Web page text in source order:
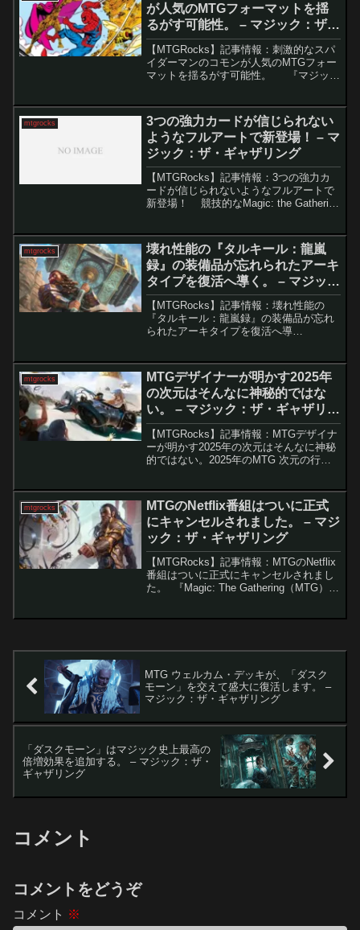
が人気のMTGフォーマットを揺
るがす可能性。 – マジック：ザ・
ギャザリング
【MTGRocks】記事情報：刺激的なスパ
イダーマンのコモンが人気のMTGフォー
マットを揺るがす可能性。 『マジッ
揺るがす可能性があることです。特に低
コストで奥...
mtgrocks
3つの強力カードが信じられない
ようなフルアートで新登場！ – マ
ジック：ザ・ギャザリング
【MTGRocks】記事情報：3つの強力カ
ードが信じられないようなフルアートで
新登場！ 競技的なMagic: the Gathering
ードゲームであるだけでなく、...
mtgrocks
壊れ性能の『タルキール：龍嵐
録』の装備品が忘れられたアーキ
タイプを復活へ導く。 – マジッ
ク：ザ・ギャザリング
【MTGRocks】記事情報：壊れ性能の
『タルキール：龍嵐録』の装備品が忘れ
られたアーキタイプを復活へ導
場により、長らくモダン環境で下火だっ
た「ハンマータイム...
mtgrocks
MTGデザイナーが明かす2025年
の次元はそんなに神秘的ではな
い。 – マジック：ザ・ギャザリン
グ
【MTGRocks】記事情報：MTGデザイナ
ーが明かす2025年の次元はそんなに神秘
的ではない。2025年のMTG 次元の行方
ています。要点解説2025年の計画発
表:G...
mtgrocks
MTGのNetflix番組はついに正式
にキャンセルされました。 – マジ
ック：ザ・ギャザリング
【MTGRocks】記事情報：MTGのNetflix
番組はついに正式にキャンセルされまし
た。 『Magic: The Gathering（MTG）』
MTG ウェルカム・デッキが、「ダスク
モーン」を交えて盛大に復活します。 –
マジック：ザ・ギャザリング
「ダスクモーン」はマジック史上最高の
倍増効果を追加する。 – マジック：ザ・
ギャザリング
コメント
コメントをどうぞ
コメント ※